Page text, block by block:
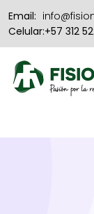
Email:
Celular:+57 312